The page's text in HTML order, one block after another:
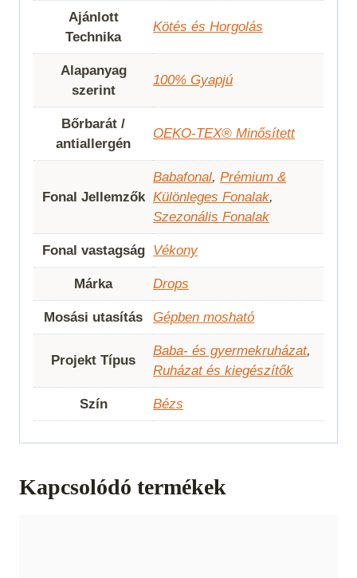
Ajánlott
Technika
Kötés és Horgolás
Alapanyag
szerint
100% Gyapjú
Bőrbarát /
antiallergén
OEKO-TEX® Minősített
Fonal Jellemzők
Babafonal, Prémium &
Különleges Fonalak,
Szezonális Fonalak
Fonal vastagság Vékony
Márka Drops
Mosási utasítás Gépben mosható
Projekt Típus
Baba- és gyermekruházat,
Ruházat és kiegészítők
Szín Bézs
Kapcsolódó termékek